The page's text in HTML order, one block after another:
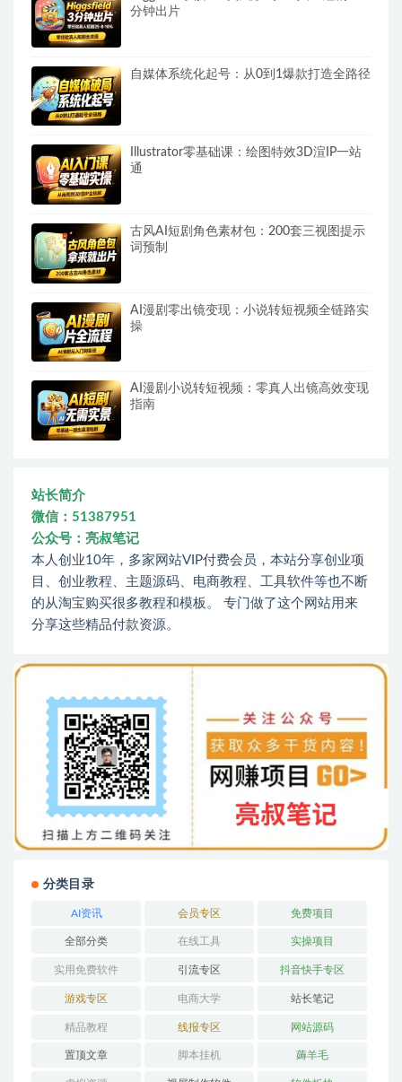
分钟出片
自媒体系统化起号：从0到1爆款打造全路径
Illustrator零基础课：绘图特效3D渲IP一站
通
古风AI短剧角色素材包：200套三视图提示
词预制
AI漫剧零出镜变现：小说转短视频全链路实
操
AI漫剧小说转短视频：零真人出镜高效变现
指南
站长简介
微信：51387951
公众号：亮叔笔记
本人创业10年，多家网站VIP付费会员，本站分享创业项
目、创业教程、主题源码、电商教程、工具软件等也不断
的从淘宝购买很多教程和模板。 专门做了这个网站用来
分享这些精品付款资源。
分类目录
AI资讯 会员专区 免费项目
全部分类 在线工具 实操项目
实用免费软件 引流专区 抖音快手专区
游戏专区 电商大学 站长笔记
精品教程 线报专区 网站源码
置顶文章 脚本挂机 薅羊毛